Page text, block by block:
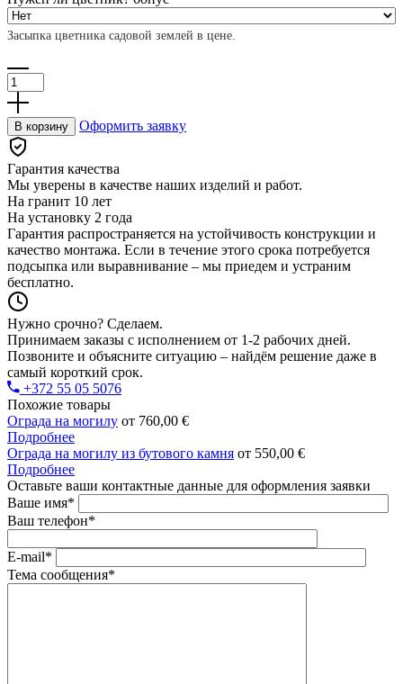
Засыпка цветника садовой землей в цене.
товара
Ограда
на
могилу
из
полированного
бетона
В корзину Оформить заявку
Гарантия качества
Мы уверены в качестве наших изделий и работ.
На гранит 10 лет
На установку 2 года
Гарантия распространяется на устойчивость конструкции и
качество монтажа. Если в течение этого срока потребуется
подсыпка или выравнивание – мы приедем и устраним
бесплатно.
Нужно срочно? Сделаем.
Принимаем заказы с исполнением от 1-2 рабочих дней.
Позвоните и объясните ситуацию – найдём решение даже в
самый короткий срок.
+372 55 05 5076
Похожие товары
Ограда на могилу от 760,00 €
Подробнее
Ограда на могилу из бутового камня от 550,00 €
Подробнее
Оставьте ваши контактные данные для оформления заявки
Ваше имя*
Ваш телефон*
E-mail*
Тема сообщения*